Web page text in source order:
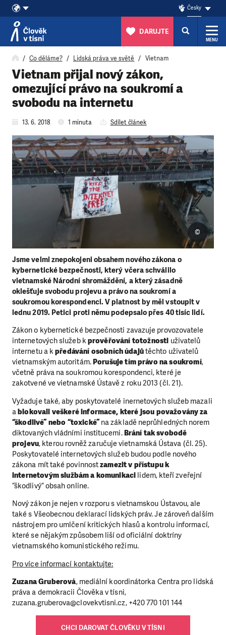
Přeskočit na obsah
Česky
DARUJTE
MENU
Co děláme? Lidská práva ve světě Vietnam
Vietnam přijal nový zákon,
omezující právo na soukromí a
svobodu na internetu
13. 6. 2018 1 minuta Sdílet článek
Jsme velmi znepokojeni obsahem nového zákona o
kybernetické bezpečnosti, který včera schválilo
vietnamské Národní shromáždění, a který zásadně
oklešťuje svobodu projevu a právo na soukromí a
soukromou korespondenci. V platnost by měl vstoupit v
lednu 2019. Petici proti němu podepsalo přes 40 tisíc lidí.
©
Zákon o kybernetické bezpečnosti zavazuje provozovatele
internetových služeb k prověřování totožnosti uživatelů
internetu a kpředávání osobních údajůtěchto uživatelů
vietnamským autoritám.Porušuje tím právo na soukromí,
včetně práva na soukromou korespondenci, které je
zakotvené ve vietnamské Ústavě z roku 2013 (čl. 21).
Vyžaduje také, aby poskytovatelé inernetových služeb mazali
ablokovali veškeré informace, které jsou považovány za
“škodlivé” nebo “toxické”na základě neprůhledných norem
diktovaných vládními institucemi.Brání tak svobodě
projevu, kterou rovněž zaručuje vietnamská Ústava (čl. 25).
Poskytovatelé internetových služeb budou podle nového
zákona mít také povinnostzamezit v přístupu k
internetovým službám a komunikaci lidem, kteří zveřejní
“škodlivý” obsah online.
Nový zákon je nejen v rozporu s vietnamskou Ústavou, ale
také s Všeobecnou deklarací lidských práv. Je zároveň dalším
nástrojem pro umlčení kritických hlasů a kontrolu informací,
které se nějakým způsobem liší od oficiální doktríny
vietnamského komunistického režimu.
Pro více informací kontaktujte:
Zuzana Gruberová, mediální koordinátorka Centra pro lidská
práva a demokracii Člověka v tísni,
zuzana.gruberova@clovekvtisni.cz, +420 770 101 144
CHCI DAROVAT ČLOVĚKU V TÍSNI